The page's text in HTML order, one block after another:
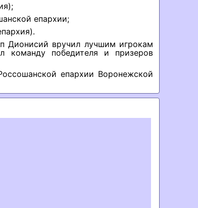
епархии;
Дионисий вручил лучшим игрокам
команду победителя и призеров
епархии Воронежской